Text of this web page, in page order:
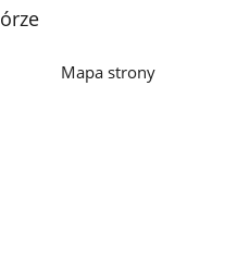
Mapa strony